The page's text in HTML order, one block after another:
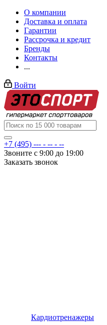
О компании
Доставка и оплата
Гарантии
Рассрочка и кредит
Бренды
Контакты
...
Войти
+7 (495) --- - -- - --
Звоните с 9:00 до 19:00
Заказать звонок
Кардиотренажеры